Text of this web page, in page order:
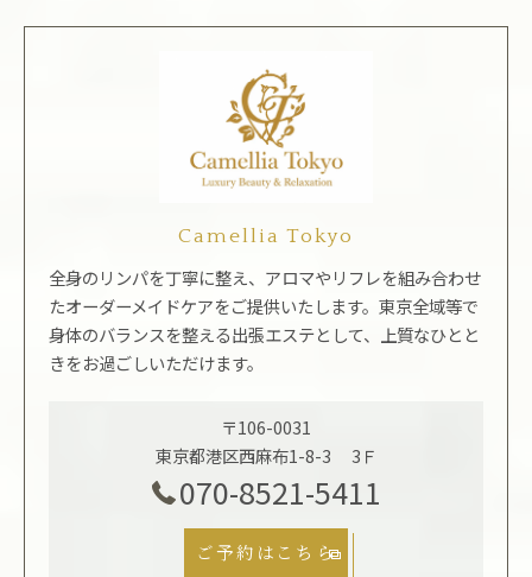
Camellia Tokyo
全身のリンパを丁寧に整え、アロマやリフレを組み合わせ
たオーダーメイドケアをご提供いたします。東京全域等で
身体のバランスを整える出張エステとして、上質なひとと
きをお過ごしいただけます。
〒106-0031
東京都港区西麻布1-8-3 3Ｆ
070-8521-5411
ご予約はこちら